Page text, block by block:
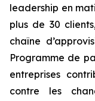
leadership en
plus de 30
chaîne
Programme de
entreprises
contre les